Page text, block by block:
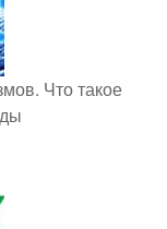
Что такое